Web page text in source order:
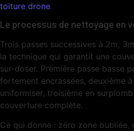
toiture drone.
Le processus de nettoyage en
Trois passes successives à 2m,
la technique qui garantit une
sur-doser. Première passe basse
fortement encrassées, deuxième
uniformiser, troisième en
couverture complète.
Ce qui donne : zéro zone oubliée,